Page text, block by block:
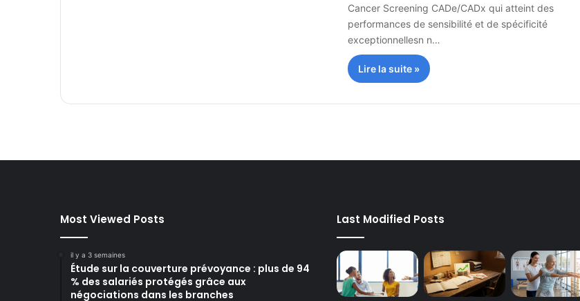
Cancer Screening CADe/CADx qui atteint des
performances de sensibilité et de spécificité
exceptionnellesn n…
Lire la suite »
Most Viewed Posts
il y a 3 semaines
Étude sur la couverture prévoyance : plus de 94
% des salariés protégés grâce aux
négociations dans les branches
Last Modified Posts